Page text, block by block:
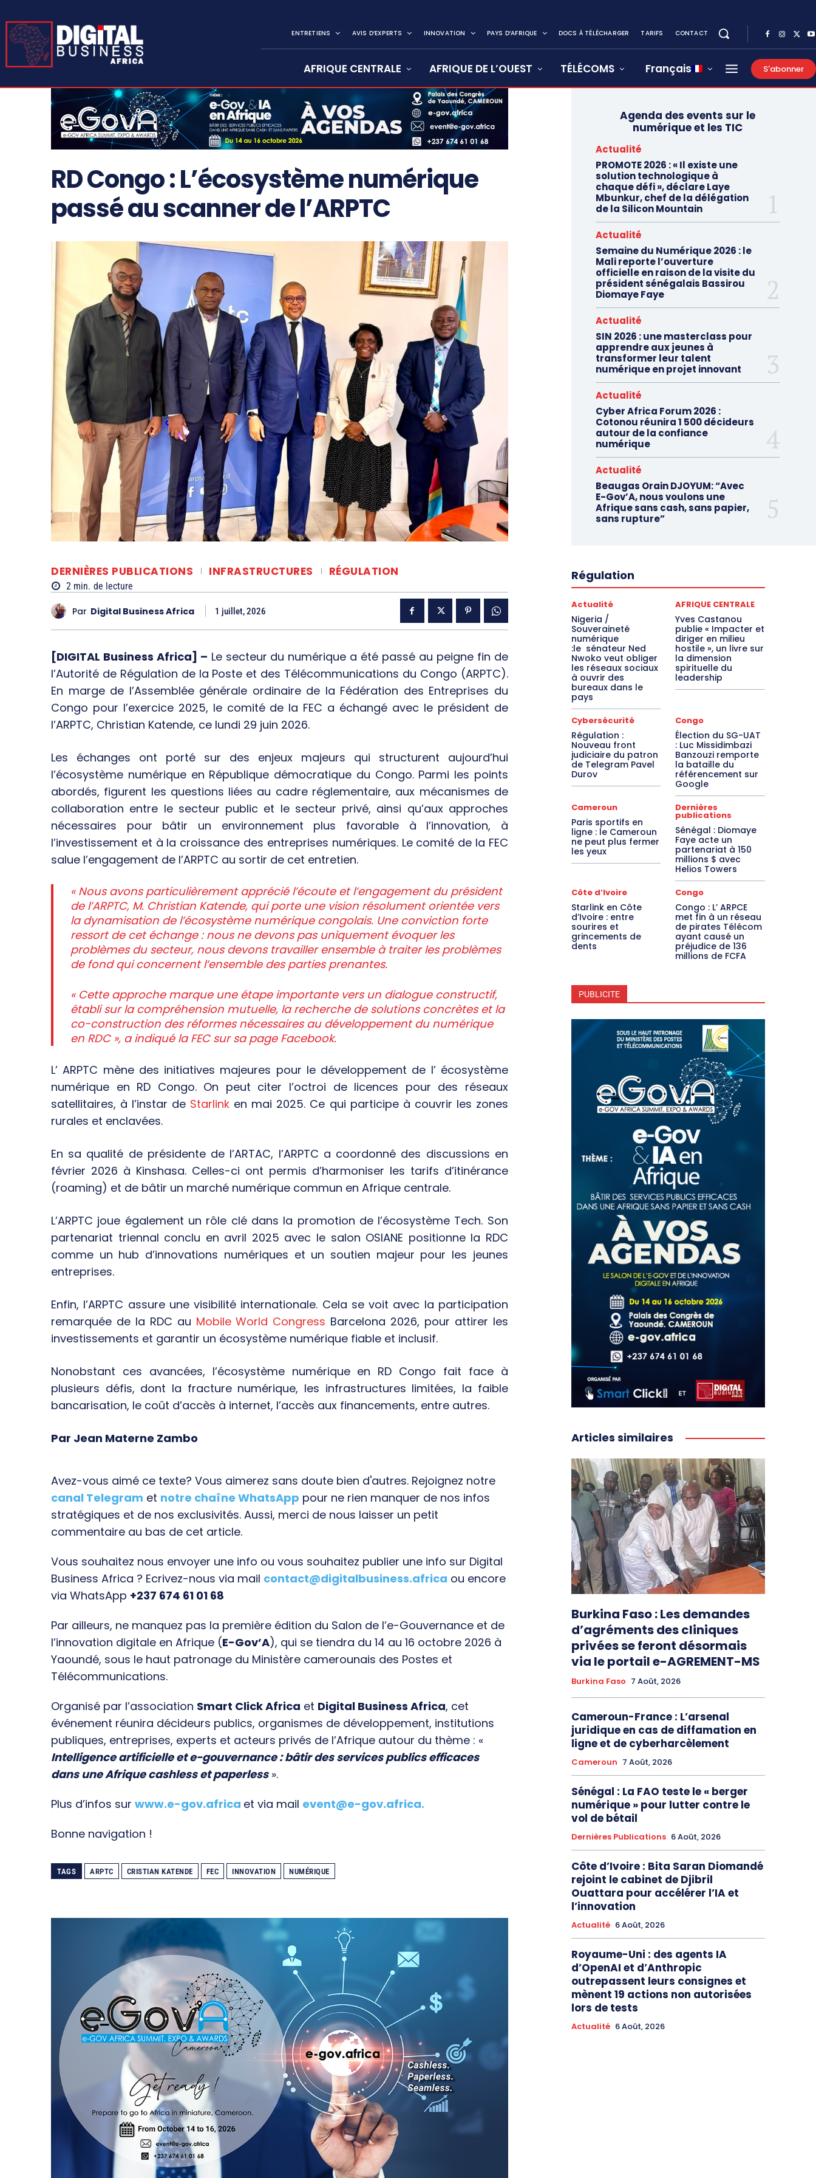
ENTRETIENS AVIS D’EXPERTS INNOVATION PAYS D’AFRIQUE DOCS À TÉLÉCHARGER TARIFS CONTACT
AFRIQUE CENTRALE AFRIQUE DE L’OUEST TÉLÉCOMS Français S'abonner
RD Congo : L’écosystème numérique
passé au scanner de l’ARPTC
DERNIÈRES PUBLICATIONS INFRASTRUCTURES RÉGULATION
2 min. de lecture
Par Digital Business Africa 1 juillet, 2026
[DIGITAL Business Africa] – Le secteur du numérique a été passé au peigne fin de
l’Autorité de Régulation de la Poste et des Télécommunications du Congo (ARPTC).
En marge de l’Assemblée générale ordinaire de la Fédération des Entreprises du
Congo pour l’exercice 2025, le comité de la FEC a échangé avec le président de
l’ARPTC, Christian Katende, ce lundi 29 juin 2026.
Les échanges ont porté sur des enjeux majeurs qui structurent aujourd’hui
l’écosystème numérique en République démocratique du Congo. Parmi les points
abordés, figurent les questions liées au cadre réglementaire, aux mécanismes de
collaboration entre le secteur public et le secteur privé, ainsi qu’aux approches
nécessaires pour bâtir un environnement plus favorable à l’innovation, à
l’investissement et à la croissance des entreprises numériques. Le comité de la FEC
salue l’engagement de l’ARPTC au sortir de cet entretien.
« Nous avons particulièrement apprécié l’écoute et l’engagement du président
de l’ARPTC, M. Christian Katende, qui porte une vision résolument orientée vers
la dynamisation de l’écosystème numérique congolais. Une conviction forte
ressort de cet échange : nous ne devons pas uniquement évoquer les
problèmes du secteur, nous devons travailler ensemble à traiter les problèmes
de fond qui concernent l’ensemble des parties prenantes.
« Cette approche marque une étape importante vers un dialogue constructif,
établi sur la compréhension mutuelle, la recherche de solutions concrètes et la
co-construction des réformes nécessaires au développement du numérique
en RDC », a indiqué la FEC sur sa page Facebook.
L’ ARPTC mène des initiatives majeures pour le développement de l’ écosystème
numérique en RD Congo. On peut citer l’octroi de licences pour des réseaux
satellitaires, à l’instar de Starlink en mai 2025. Ce qui participe à couvrir les zones
rurales et enclavées.
En sa qualité de présidente de l’ARTAC, l’ARPTC a coordonné des discussions en
février 2026 à Kinshasa. Celles-ci ont permis d’harmoniser les tarifs d’itinérance
(roaming) et de bâtir un marché numérique commun en Afrique centrale.
L’ARPTC joue également un rôle clé dans la promotion de l’écosystème Tech. Son
partenariat triennal conclu en avril 2025 avec le salon OSIANE positionne la RDC
comme un hub d’innovations numériques et un soutien majeur pour les jeunes
entreprises.
Enfin, l’ARPTC assure une visibilité internationale. Cela se voit avec la participation
remarquée de la RDC au Mobile World Congress Barcelona 2026, pour attirer les
investissements et garantir un écosystème numérique fiable et inclusif.
Nonobstant ces avancées, l’écosystème numérique en RD Congo fait face à
plusieurs défis, dont la fracture numérique, les infrastructures limitées, la faible
bancarisation, le coût d’accès à internet, l’accès aux financements, entre autres.
Par Jean Materne Zambo
Avez-vous aimé ce texte? Vous aimerez sans doute bien d'autres. Rejoignez notre
canal Telegram et notre chaîne WhatsApp pour ne rien manquer de nos infos
stratégiques et de nos exclusivités. Aussi, merci de nous laisser un petit
commentaire au bas de cet article.
Vous souhaitez nous envoyer une info ou vous souhaitez publier une info sur Digital
Business Africa ? Ecrivez-nous via mail contact@digitalbusiness.africa ou encore
via WhatsApp +237 674 61 01 68
Par ailleurs, ne manquez pas la première édition du Salon de l’e-Gouvernance et de
l’innovation digitale en Afrique (E-Gov’A), qui se tiendra du 14 au 16 octobre 2026 à
Yaoundé, sous le haut patronage du Ministère camerounais des Postes et
Télécommunications.
Organisé par l’association Smart Click Africa et Digital Business Africa, cet
événement réunira décideurs publics, organismes de développement, institutions
publiques, entreprises, experts et acteurs privés de l’Afrique autour du thème : «
Intelligence artificielle et e-gouvernance : bâtir des services publics efficaces
dans une Afrique cashless et paperless».
Plus d’infos sur www.e-gov.africa et via mail event@e-gov.africa.
Bonne navigation !
TAGS ARPTC CRISTIAN KATENDE FEC INNOVATION NUMÉRIQUE
Agenda des events sur le
numérique et les TIC
Actualité
PROMOTE 2026 : « Il existe une
solution technologique à
chaque défi », déclare Laye
Mbunkur, chef de la délégation
de la Silicon Mountain
Actualité
Semaine du Numérique 2026 : le
Mali reporte l’ouverture
officielle en raison de la visite du
président sénégalais Bassirou
Diomaye Faye
Actualité
SIN 2026 : une masterclass pour
apprendre aux jeunes à
transformer leur talent
numérique en projet innovant
Actualité
Cyber Africa Forum 2026 :
Cotonou réunira 1 500 décideurs
autour de la confiance
numérique
Actualité
Beaugas Orain DJOYUM: “Avec
E-Gov’A, nous voulons une
Afrique sans cash, sans papier,
sans rupture”
Régulation
Actualité
Nigeria /
Souveraineté
numérique
:le sénateur Ned
Nwoko veut obliger
les réseaux sociaux
à ouvrir des
bureaux dans le
pays
AFRIQUE CENTRALE
Yves Castanou
publie « Impacter et
diriger en milieu
hostile », un livre sur
la dimension
spirituelle du
leadership
Cybersécurité
Régulation :
Nouveau front
judiciaire du patron
de Telegram Pavel
Durov
Congo
Élection du SG-UAT
: Luc Missidimbazi
Banzouzi remporte
la bataille du
référencement sur
Google
Cameroun
Paris sportifs en
ligne : le Cameroun
ne peut plus fermer
les yeux
Dernières
publications
Sénégal : Diomaye
Faye acte un
partenariat à 150
millions $ avec
Helios Towers
Côte d’Ivoire
Starlink en Côte
d’Ivoire : entre
sourires et
grincements de
dents
Congo
Congo : L’ ARPCE
met fin à un réseau
de pirates Télécom
ayant causé un
préjudice de 136
millions de FCFA
PUBLICITE
Articles similaires
Burkina Faso : Les demandes
d’agréments des cliniques
privées se feront désormais
via le portail e-AGREMENT-MS
Burkina Faso 7 Août, 2026
Cameroun-France : L’arsenal
juridique en cas de diffamation en
ligne et de cyberharcèlement
Cameroun 7 Août, 2026
Sénégal : La FAO teste le « berger
numérique » pour lutter contre le
vol de bétail
Dernières Publications 6 Août, 2026
Côte d’Ivoire : Bita Saran Diomandé
rejoint le cabinet de Djibril
Ouattara pour accélérer l’IA et
l’innovation
Actualité 6 Août, 2026
Royaume-Uni : des agents IA
d’OpenAI et d’Anthropic
outrepassent leurs consignes et
mènent 19 actions non autorisées
lors de tests
Actualité 6 Août, 2026